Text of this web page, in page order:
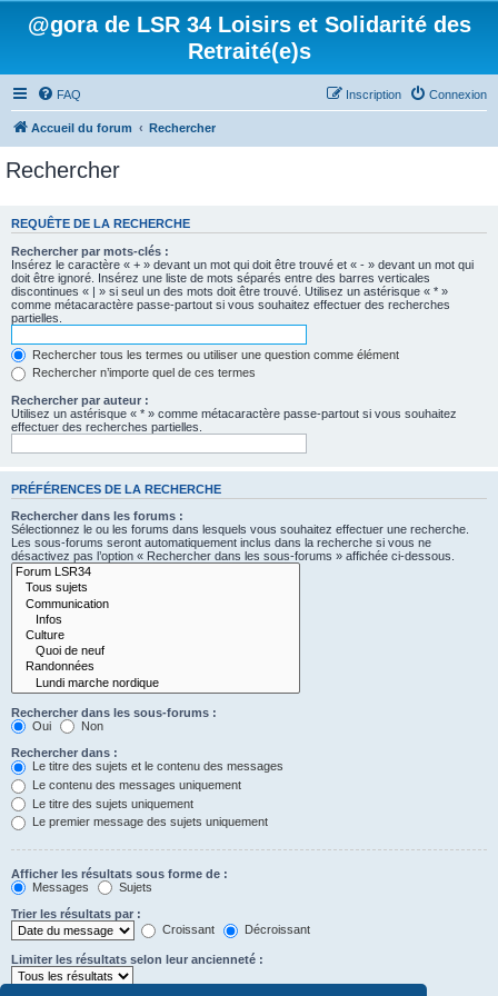
@gora de LSR 34 Loisirs et Solidarité des
Retraité(e)s
FAQ Connexion
Inscription
Accueil du forum Rechercher
Rechercher
REQUÊTE DE LA RECHERCHE
Rechercher par mots-clés :
Insérez le caractère « + » devant un mot qui doit être trouvé et « - » devant un mot qui
doit être ignoré. Insérez une liste de mots séparés entre des barres verticales
discontinues « | » si seul un des mots doit être trouvé. Utilisez un astérisque « * »
comme métacaractère passe-partout si vous souhaitez effectuer des recherches
partielles.
Rechercher tous les termes ou utiliser une question comme élément
Rechercher n’importe quel de ces termes
Rechercher par auteur :
Utilisez un astérisque « * » comme métacaractère passe-partout si vous souhaitez
effectuer des recherches partielles.
PRÉFÉRENCES DE LA RECHERCHE
Rechercher dans les forums :
Sélectionnez le ou les forums dans lesquels vous souhaitez effectuer une recherche.
Les sous-forums seront automatiquement inclus dans la recherche si vous ne
désactivez pas l’option « Rechercher dans les sous-forums » affichée ci-dessous.
Rechercher dans les sous-forums :
Oui
Non
Rechercher dans :
Le titre des sujets et le contenu des messages
Le contenu des messages uniquement
Le titre des sujets uniquement
Le premier message des sujets uniquement
Afficher les résultats sous forme de :
Messages
Sujets
Trier les résultats par :
Croissant
Décroissant
Limiter les résultats selon leur ancienneté :